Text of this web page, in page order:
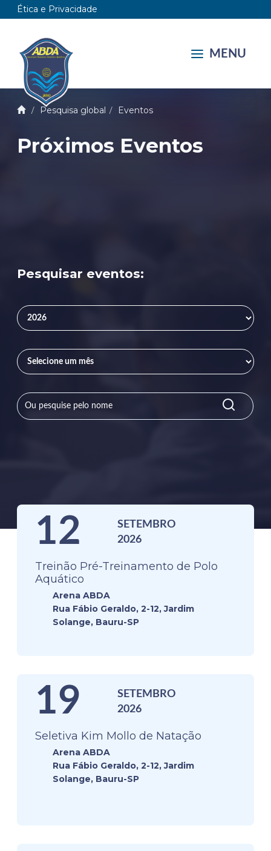
Ética e Privacidade
MENU
Pesquisa global Eventos
Próximos Eventos
Pesquisar eventos:
12
SETEMBRO
2026
Treinão Pré-Treinamento de Polo
Aquático
Arena ABDA
Rua Fábio Geraldo, 2-12, Jardim
Solange, Bauru-SP
19
SETEMBRO
2026
Seletiva Kim Mollo de Natação
Arena ABDA
Rua Fábio Geraldo, 2-12, Jardim
Solange, Bauru-SP